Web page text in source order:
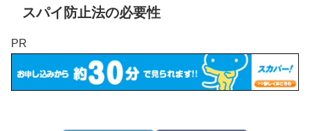
スパイ防止法の必要性
PR